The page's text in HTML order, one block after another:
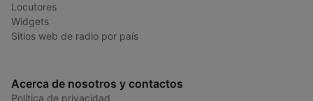
Locutores
Widgets
Sitios web de radio por país
Acerca de nosotros y contactos
Política de privacidad